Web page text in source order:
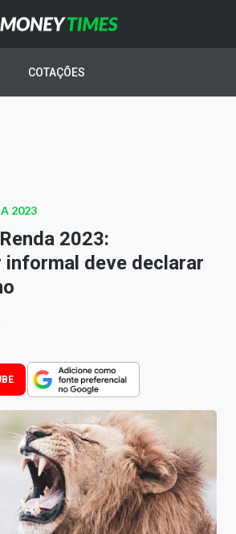
COTAÇÕES
2023
2023:
informal deve declarar